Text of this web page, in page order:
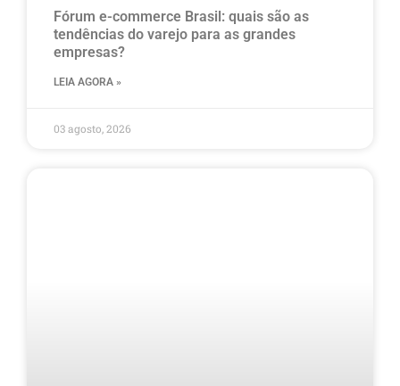
Fórum e-commerce Brasil: quais são as
tendências do varejo para as grandes
empresas?
LEIA AGORA »
03 agosto, 2026